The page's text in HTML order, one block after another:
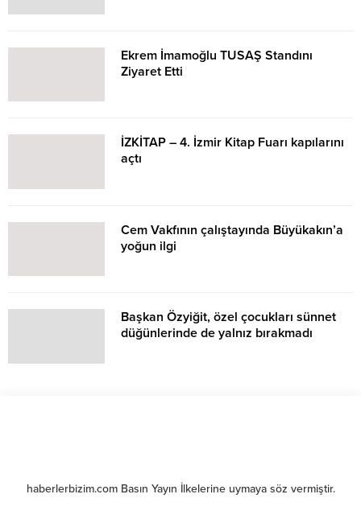
Ekrem İmamoğlu TUSAŞ Standını
Ziyaret Etti
İZKİTAP – 4. İzmir Kitap Fuarı kapılarını
açtı
Cem Vakfının çalıştayında Büyükakın’a
yoğun ilgi
Başkan Özyiğit, özel çocukları sünnet
düğünlerinde de yalnız bırakmadı
haberlerbizim.com Basın Yayın İlkelerine uymaya söz vermiştir.